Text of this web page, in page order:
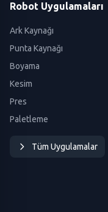
Robot Uygulamaları
Ark Kaynağı
Punta Kaynağı
Boyama
Kesim
Pres
Paletleme
Tüm Uygulamalar